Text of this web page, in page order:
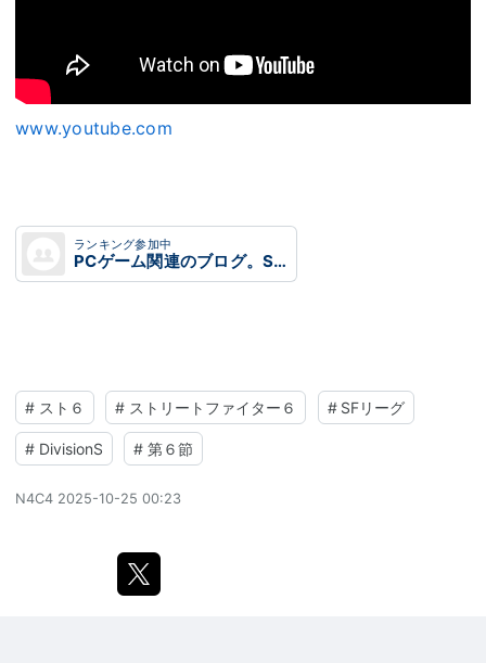
www.youtube.com
ランキング参加中
PCゲーム関連のブログ。Steam、Origin、Up(ry。
# スト６ # ストリートファイター６ # SFリーグ
# DivisionS # 第６節
N4C4 2025-10-25 00:23